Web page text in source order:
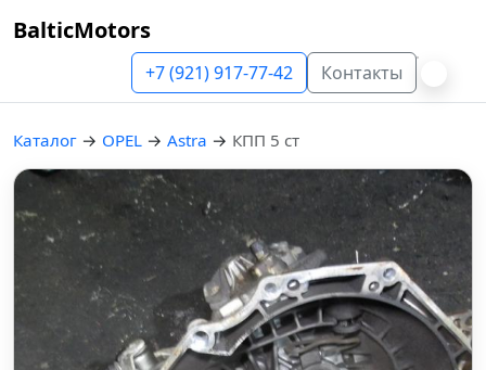
BalticMotors
+7 (921) 917-77-42 Контакты
Каталог → OPEL → Astra → КПП 5 ст